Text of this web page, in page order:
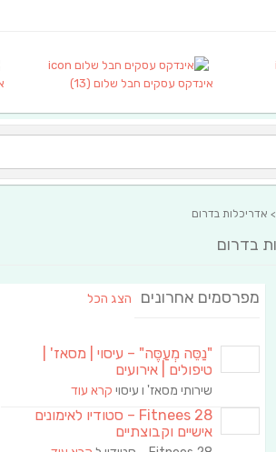
אינדקס עסקים חבל שלום (13)
> אדריכלות בדרום
מפרסמים אחרונים הצג הכל
"נַסֵּה מְעַסֶּה" – עיסוי | מסאז' |
טיפולים | אירועים
שירותי מסאז' ו עיסוי קרא עוד
Fitnees 28 – סטודיו לאימונים
אישיים וקבוצתיים